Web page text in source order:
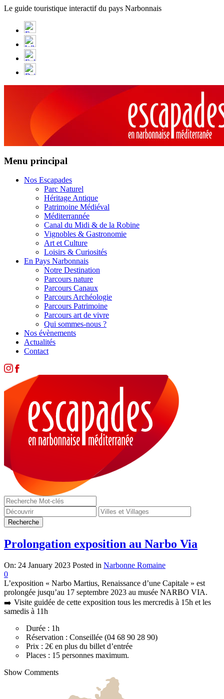
Panneau de gestion des cookies
Le guide touristique interactif du pays Narbonnais
Menu principal
Nos Escapades
Parc Naturel
Héritage Antique
Patrimoine Médiéval
Méditerrannée
Canal du Midi & de la Robine
Vignobles & Gastronomie
Art et Culture
Loisirs & Curiosités
En Pays Narbonnais
Notre Destination
Parcours nature
Parcours Canaux
Parcours Archéologie
Parcours Patrimoine
Parcours art de vivre
Qui sommes-nous ?
Nos évènements
Actualités
Contact
Prolongation exposition au Narbo Via
On: 24 January 2023 Posted in Narbonne Romaine
0
L’exposition « Narbo Martius, Renaissance d’une Capitale » est
prolongée jusqu’au 17 septembre 2023 au musée NARBO VIA.
Visite guidée de cette exposition tous les mercredis à 15h et les
samedis à 11h
Durée : 1h
Réservation : Conseillée (04 68 90 28 90)
Prix : 2€ en plus du billet d’entrée
Places : 15 personnes maximum.
Show Comments